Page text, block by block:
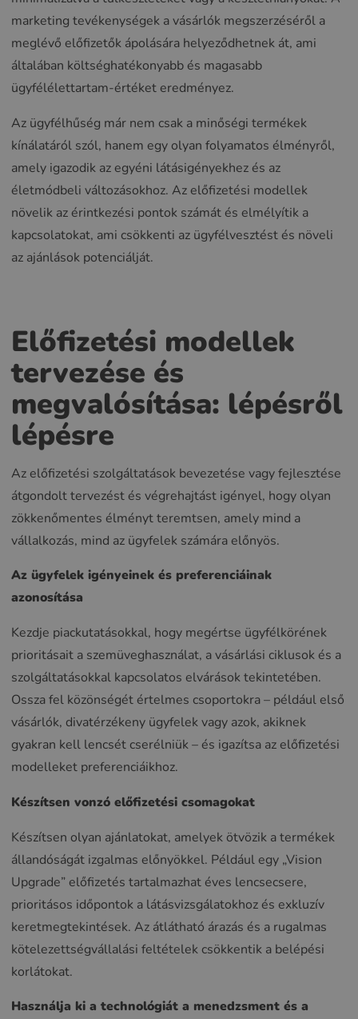
marketing tevékenységek a vásárlók megszerzéséről a
meglévő előfizetők ápolására helyeződhetnek át, ami
általában költséghatékonyabb és magasabb
ügyfélélettartam-értéket eredményez.
Az ügyfélhűség már nem csak a minőségi termékek
kínálatáról szól, hanem egy olyan folyamatos élményről,
amely igazodik az egyéni látásigényekhez és az
életmódbeli változásokhoz. Az előfizetési modellek
növelik az érintkezési pontok számát és elmélyítik a
kapcsolatokat, ami csökkenti az ügyfélvesztést és növeli
az ajánlások potenciálját.
Előfizetési modellek
tervezése és
megvalósítása: lépésről
lépésre
Az előfizetési szolgáltatások bevezetése vagy fejlesztése
átgondolt tervezést és végrehajtást igényel, hogy olyan
zökkenőmentes élményt teremtsen, amely mind a
vállalkozás, mind az ügyfelek számára előnyös.
Az ügyfelek igényeinek és preferenciáinak
azonosítása
Kezdje piackutatásokkal, hogy megértse ügyfélkörének
prioritásait a szemüveghasználat, a vásárlási ciklusok és a
szolgáltatásokkal kapcsolatos elvárások tekintetében.
Ossza fel közönségét értelmes csoportokra – például első
vásárlók, divatérzékeny ügyfelek vagy azok, akiknek
gyakran kell lencsét cserélniük – és igazítsa az előfizetési
modelleket preferenciáikhoz.
Készítsen vonzó előfizetési csomagokat
Készítsen olyan ajánlatokat, amelyek ötvözik a termékek
állandóságát izgalmas előnyökkel. Például egy „Vision
Upgrade” előfizetés tartalmazhat éves lencsecsere,
prioritásos időpontok a látásvizsgálatokhoz és exkluzív
keretmegtekintések. Az átlátható árazás és a rugalmas
kötelezettségvállalási feltételek csökkentik a belépési
korlátokat.
Használja ki a technológiát a menedzsment és a